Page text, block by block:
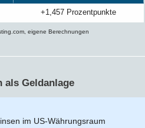
+1,457 Prozentpunkte
eigene Berechnungen
als Geldanlage
im US-Währungsraum